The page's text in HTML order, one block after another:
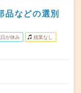
品などの選別
が休み 残業なし